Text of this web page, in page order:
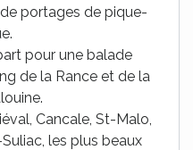
portages de pique-
pour une balade
de la Rance et de la
Cancale, St-Malo,
les plus beaux